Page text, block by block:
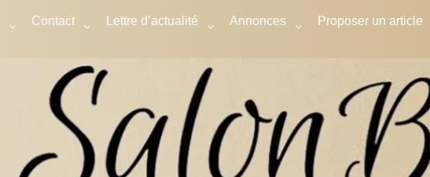
Contact Lettre d’actualité Annonces Proposer un article